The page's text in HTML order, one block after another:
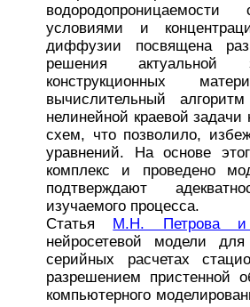
условиями и
диффузии посвящена
решения актуальной
конструкционных
вычислительный
нелинейной краевой
схем, что позволило,
уравнений. На основе
комплекс и проведено
подтверждают
изучаемого процесса.
Статья М.Н. Петрова
нейросетевой модели
серийных расчетах
разрешением пристенной
компьютерного